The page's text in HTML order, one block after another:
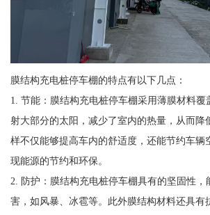
膜结构充电桩停车棚的特点有以下几点：
1. 节能：膜结构充电桩停车棚采用薄膜材料覆
射大部分的太阳，减少了室内的热量，从而降
样不仅能够提高车内的舒适度，还能节约车辆
现能源的节约和环保。
2. 防护：膜结构充电桩停车棚具有的坚固性，
害，如风暴、冰雹等。此外膜结构材料还具有